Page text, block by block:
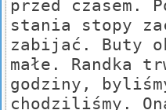
przed czasem.
stania stopy
zabijać. Buty
małe. Randka
godziny,
chodziliśmy.